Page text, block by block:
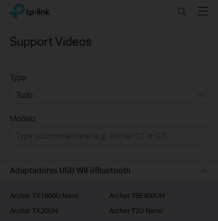
Click
navigation
TP-Link, Reliably Smart SearchMenu
Support Videos
Type:
Empresas
Modelo:
Adaptadores USB WiFi/Bluetooth
Archer TX1800U Nano
Archer TBE400UH
Archer TX20UH
Archer T2U Nano